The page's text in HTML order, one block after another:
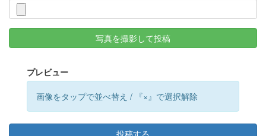
写真を撮影して投稿
プレビュー
画像をタップで並べ替え / 『×』で選択解除
投稿する